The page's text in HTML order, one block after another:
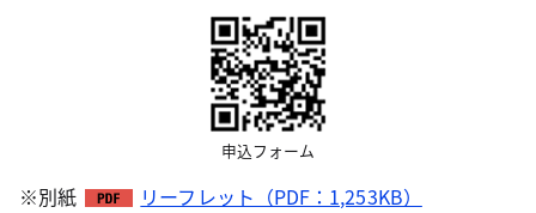
申込フォーム
※別紙 リーフレット（PDF：1,253KB）